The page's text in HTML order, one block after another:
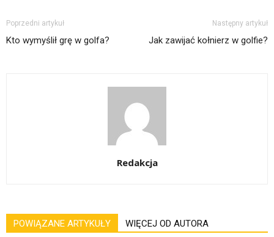
Poprzedni artykuł
Kto wymyślił grę w golfa?
Następny artykuł
Jak zawijać kołnierz w golfie?
Redakcja
POWIĄZANE ARTYKUŁY WIĘCEJ OD AUTORA